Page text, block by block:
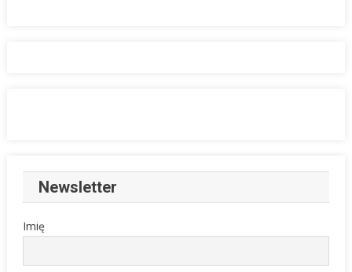
Newsletter
Imię